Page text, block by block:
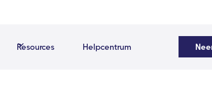
Resources Helpcentrum